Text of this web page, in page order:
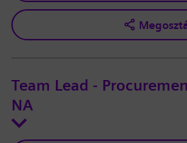
Team Lead -
NA